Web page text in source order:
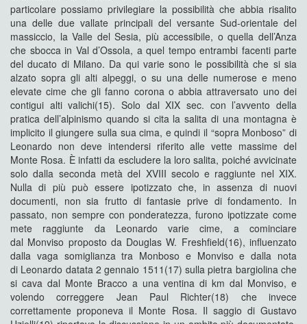
particolare possiamo privilegiare la possibilità che abbia risalito
una delle due vallate principali del versante Sud-orientale del
massiccio, la Valle del Sesia, più accessibile, o quella dell’Anza
che sbocca in Val d’Ossola, a quel tempo entrambi facenti parte
del ducato di Milano. Da qui varie sono le possibilità che si sia
alzato sopra gli alti alpeggi, o su una delle numerose e meno
elevate cime che gli fanno corona o abbia attraversato uno dei
contigui alti valichi(15). Solo dal XIX sec. con l’avvento della
pratica dell’alpinismo quando si cita la salita di una montagna è
implicito il giungere sulla sua cima, e quindi il “sopra Monboso” di
Leonardo non deve intendersi riferito alle vette massime del
Monte Rosa. È infatti da escludere la loro salita, poiché avvicinate
solo dalla seconda metà del XVIII secolo e raggiunte nel XIX.
Nulla di più può essere ipotizzato che, in assenza di nuovi
documenti, non sia frutto di fantasie prive di fondamento. In
passato, non sempre con ponderatezza, furono ipotizzate come
mete raggiunte da Leonardo varie cime, a cominciare
dal Monviso proposto da Douglas W. Freshfield(16), influenzato
dalla vaga somiglianza tra Monboso e Monviso e dalla nota
di Leonardo datata 2 gennaio 1511(17) sulla pietra bargiolina che
si cava dal Monte Bracco a una ventina di km dal Monviso, e
volendo correggere Jean Paul Richter(18) che invece
correttamente proponeva il Monte Rosa. Il saggio di Gustavo